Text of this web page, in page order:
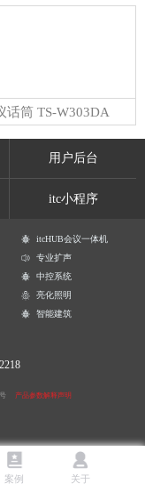
话筒 TS-W303DA
用户后台
itc小程序
itcHUB会议一体机
专业扩声
中控系统
亮化照明
智能建筑
产品参数解释声明
案例 关于